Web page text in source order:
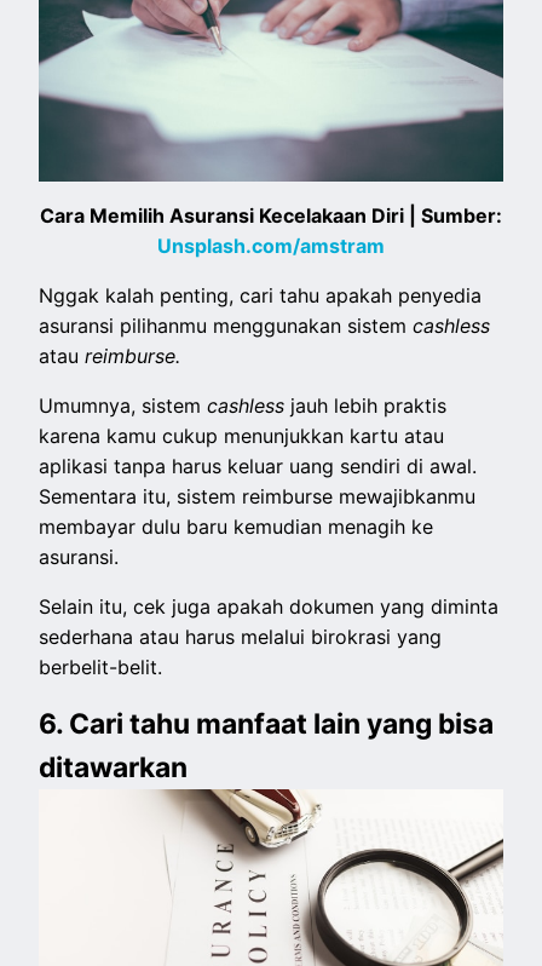
Cara Memilih Asuransi Kecelakaan Diri | Sumber:
Unsplash.com/amstram
Nggak kalah penting, cari tahu apakah penyedia
asuransi pilihanmu menggunakan sistemcashless
ataureimburse.
Umumnya, sistemcashless jauh lebih praktis
karena kamu cukup menunjukkan kartu atau
aplikasi tanpa harus keluar uang sendiri di awal.
Sementara itu, sistem reimburse mewajibkanmu
membayar dulu baru kemudian menagih ke
asuransi.
Selain itu, cek juga apakah dokumen yang diminta
sederhana atau harus melalui birokrasi yang
berbelit-belit.
6. Cari tahu manfaat lain yang bisa
ditawarkan